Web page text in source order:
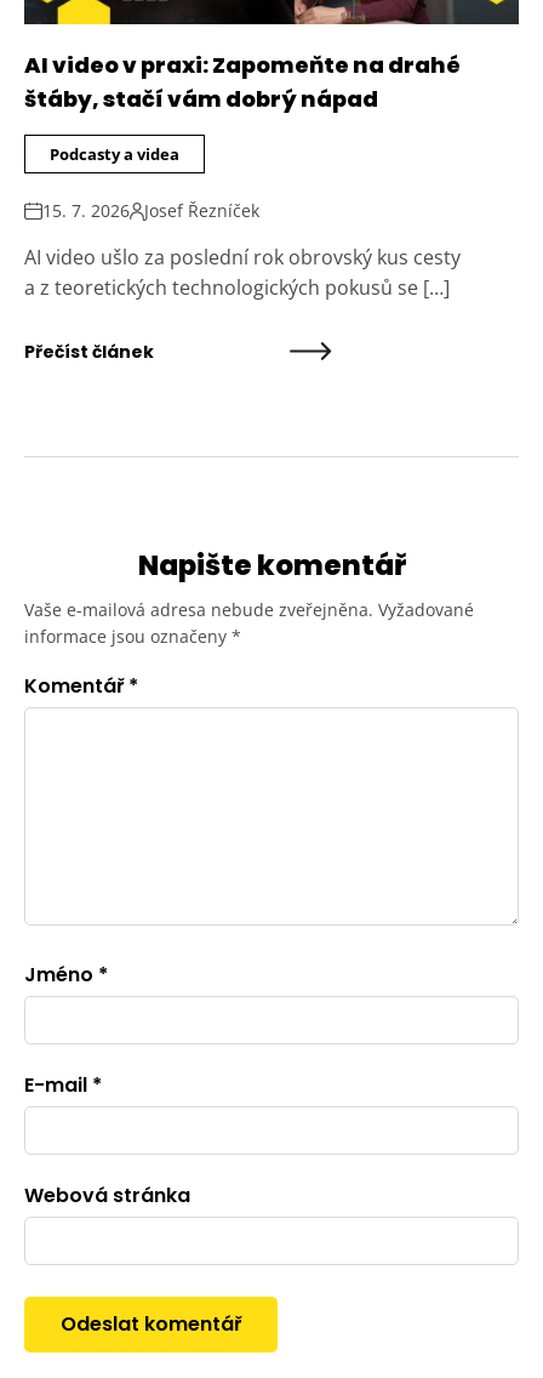
AI video v praxi: Zapomeňte na drahé
štáby, stačí vám dobrý nápad
Podcasty a videa
15. 7. 2026 Josef Řezníček
AI video ušlo za poslední rok obrovský kus cesty
a z teoretických technologických pokusů se […]
Přečíst článek
Napište komentář
Vaše e-mailová adresa nebude zveřejněna. Vyžadované
informace jsou označeny *
Komentář*
Jméno *
E-mail *
Webová stránka